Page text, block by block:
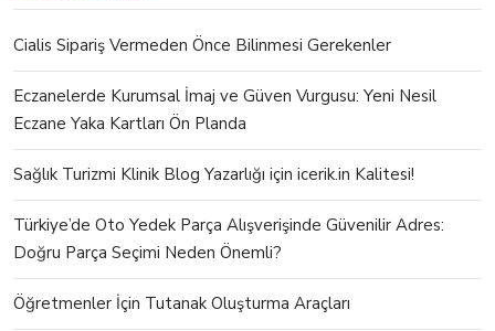
Cialis Sipariş Vermeden Önce Bilinmesi Gerekenler
Eczanelerde Kurumsal İmaj ve Güven Vurgusu: Yeni Nesil
Eczane Yaka Kartları Ön Planda
Sağlık Turizmi Klinik Blog Yazarlığı için icerik.in Kalitesi!
Türkiye’de Oto Yedek Parça Alışverişinde Güvenilir Adres:
Doğru Parça Seçimi Neden Önemli?
Öğretmenler İçin Tutanak Oluşturma Araçları